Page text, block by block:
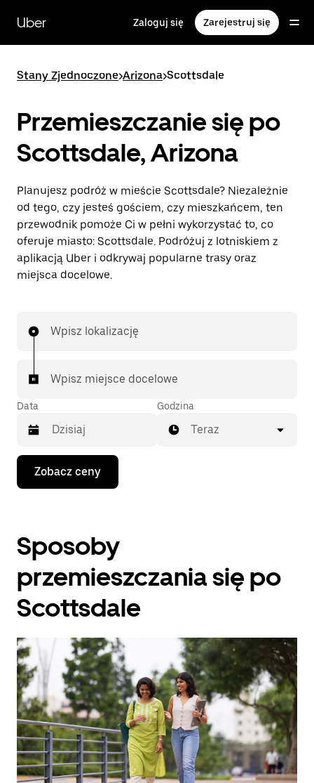
głównej
zawartości
Uber Zaloguj się Zarejestruj się
Stany Zjednoczone>Arizona>Scottsdale
Przemieszczanie się po
Scottsdale, Arizona
Planujesz podróż w mieście Scottsdale? Niezależnie
od tego, czy jesteś gościem, czy mieszkańcem, ten
przewodnik pomoże Ci w pełni wykorzystać to, co
oferuje miasto: Scottsdale. Podróżuj z lotniskiem z
aplikacją Uber i odkrywaj popularne trasy oraz
miejsca docelowe.
Wpisz lokalizację
Wpisz miejsce docelowe
Data
Naciśnij
klawisz
strzałki
do
kalendarza
datę.
Naciśnij
klawisz
„Escape”,
zamknąć
kalendarz.
Godzina
Teraz
Zobacz ceny
Sposoby
przemieszczania się po
Scottsdale